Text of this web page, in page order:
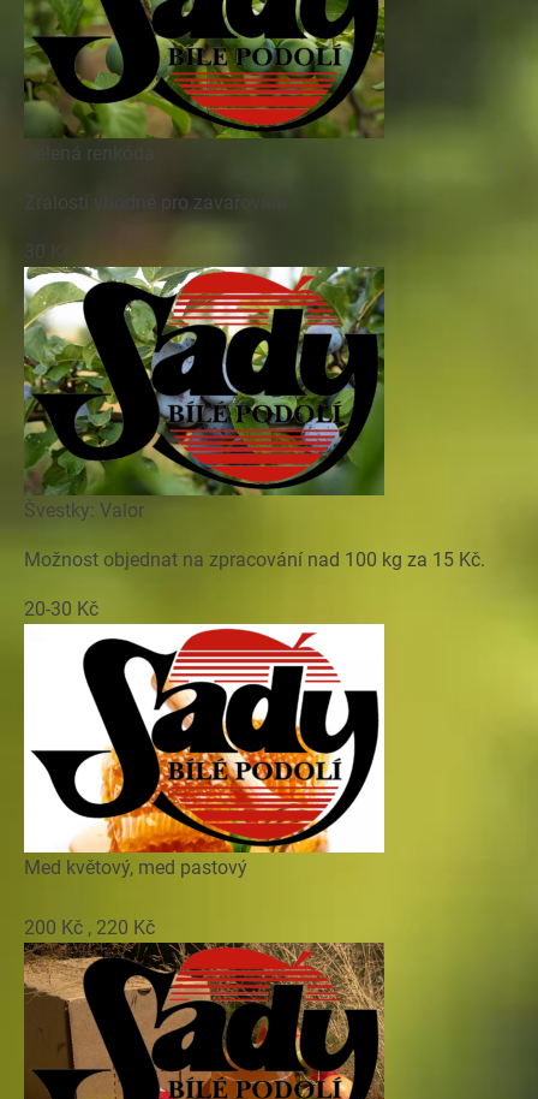
Zelená renkóda
Zralostí vhodné pro zavařování.
30 Kč
Švestky: Valor
Možnost objednat na zpracování nad 100 kg za 15 Kč.
20-30 Kč
Med květový, med pastový
200 Kč , 220 Kč